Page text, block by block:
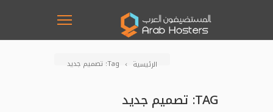
الرئيسية Tag: تصميم جديد
TAG: تصميم جديد